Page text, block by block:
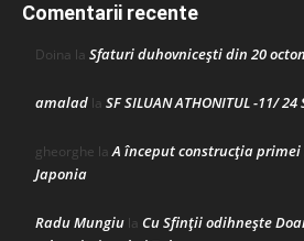
Comentarii recente
Doina la Sfaturi duhovnicești din 20
amalad la SF SILUAN ATHONITUL -11/ 24
gheorghe laA început construcţia
Japonia
Radu Mungiu la Cu Sfinții odihnește